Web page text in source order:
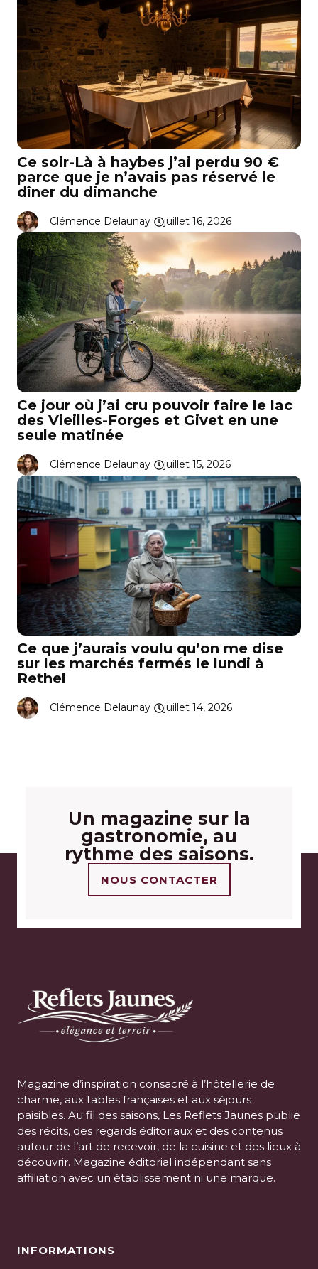
Ce soir-Là à haybes j’ai perdu 90 €
parce que je n’avais pas réservé le
dîner du dimanche
Clémence Delaunay juillet 16, 2026
Ce jour où j’ai cru pouvoir faire le lac
des Vieilles-Forges et Givet en une
seule matinée
Clémence Delaunay juillet 15, 2026
Ce que j’aurais voulu qu’on me dise
sur les marchés fermés le lundi à
Rethel
Clémence Delaunay juillet 14, 2026
Un magazine sur la
gastronomie, au
rythme des saisons.
NOUS CONTACTER
Magazine d’inspiration consacré à l’hôtellerie de
charme, aux tables françaises et aux séjours
paisibles. Au fil des saisons, Les Reflets Jaunes publie
des récits, des regards éditoriaux et des contenus
autour de l’art de recevoir, de la cuisine et des lieux à
découvrir. Magazine éditorial indépendant sans
affiliation avec un établissement ni une marque.
INFORMATIONS